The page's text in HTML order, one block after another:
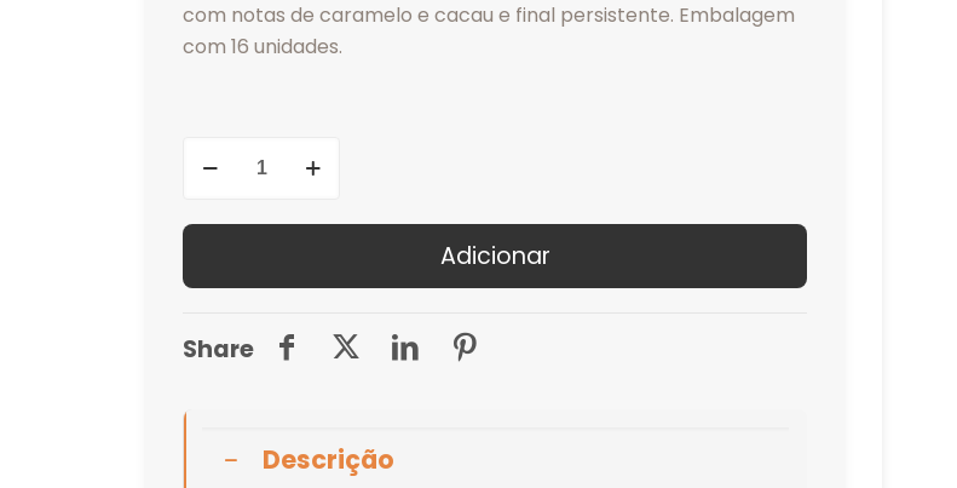
com notas de caramelo e cacau e final persistente. Embalagem
com 16 unidades.
Quantidade
Descafeinado
Adicionar
Share
Descrição